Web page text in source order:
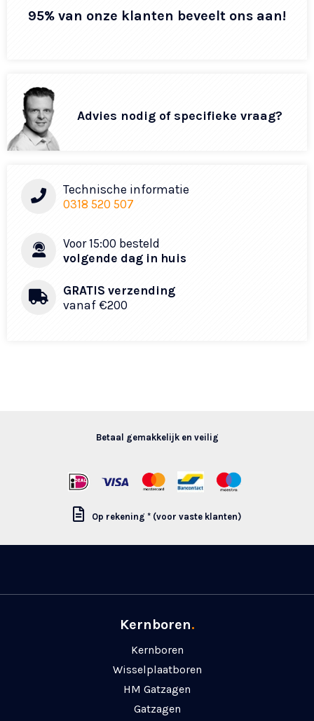
95% van onze klanten beveelt ons aan!
Advies nodig of specifieke vraag?
Technische informatie
0318 520 507
Voor 15:00 besteld
volgende dag in huis
GRATIS verzending
vanaf €200
Betaal gemakkelijk en veilig
Op rekening * (voor vaste klanten)
Kernboren.
Kernboren
Wisselplaatboren
HM Gatzagen
Gatzagen